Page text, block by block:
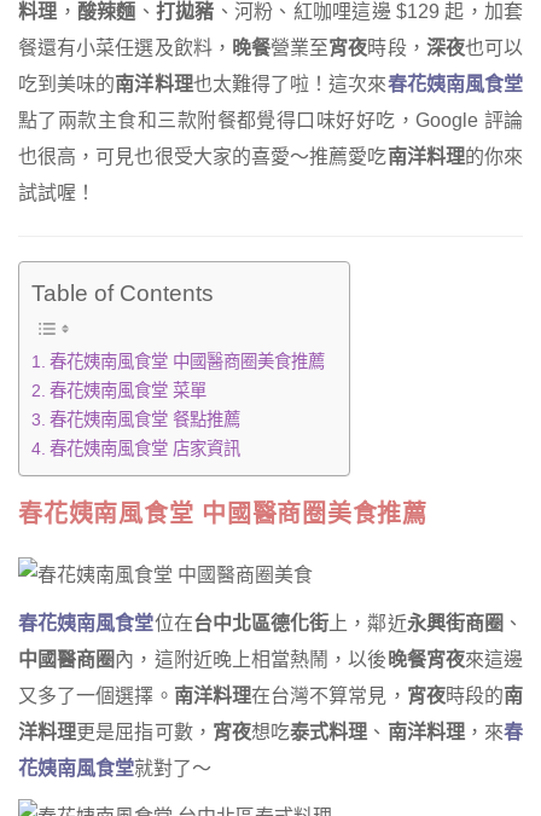
料理 ， 酸辣麵 、 打拋豬 、河粉、紅咖哩這邊 $129 起，加套
餐還有小菜任選及飲料， 晚餐營業至宵夜時段， 深夜也可以
吃到美味的南洋料理也太難得了啦！這次來春花姨南風食堂
點了兩款主食和三款附餐都覺得口味好好吃，Google 評論
也很高，可見也很受大家的喜愛～推薦愛吃南洋料理的你來
試試喔！
Table of Contents
春花姨南風食堂 中國醫商圈美食推薦
春花姨南風食堂 菜單
春花姨南風食堂 餐點推薦
春花姨南風食堂 店家資訊
春花姨南風食堂 中國醫商圈美食推薦
春花姨南風食堂位在台中北區德化街 上，鄰近永興街商圈 、
中國醫商圈內，這附近晚上相當熱鬧，以後 晚餐宵夜來這邊
又多了一個選擇。 南洋料理在台灣不算常見， 宵夜時段的南
洋料理更是屈指可數， 宵夜想吃泰式料理 、 南洋料理，來春
花姨南風食堂就對了～